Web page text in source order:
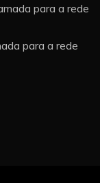
para a rede
para a rede